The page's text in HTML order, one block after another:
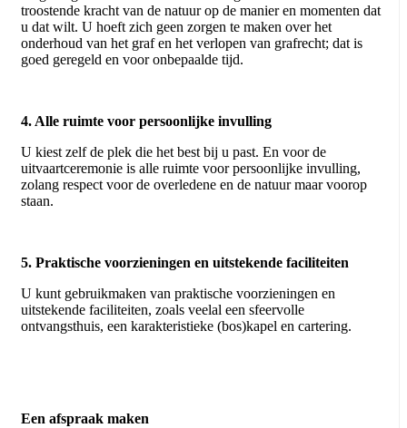
troostende kracht van de natuur op de manier en momenten dat
u dat wilt. U hoeft zich geen zorgen te maken over het
onderhoud van het graf en het verlopen van grafrecht; dat is
goed geregeld en voor onbepaalde tijd.
4. Alle ruimte voor persoonlijke invulling
U kiest zelf de plek die het best bij u past. En voor de
uitvaartceremonie is alle ruimte voor persoonlijke invulling,
zolang respect voor de overledene en de natuur maar voorop
staan.
5. Praktische voorzieningen en uitstekende faciliteiten
U kunt gebruikmaken van praktische voorzieningen en
uitstekende faciliteiten, zoals veelal een sfeervolle
ontvangsthuis, een karakteristieke (bos)kapel en cartering.
Een afspraak maken